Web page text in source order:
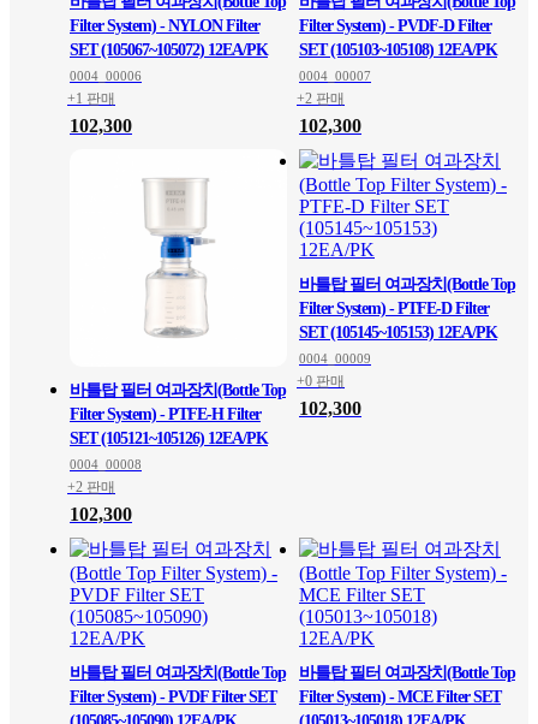
Filter System) - NYLON Filter
SET (105067~105072) 12EA/PK
0004_00006
+1 판매
102,300
Filter System) - PVDF-D Filter
SET (105103~105108) 12EA/PK
0004_00007
+2 판매
102,300
바틀탑 필터 여과장치(Bottle Top
Filter System) - PTFE-H Filter
SET (105121~105126) 12EA/PK
0004_00008
+2 판매
102,300
바틀탑 필터 여과장치(Bottle Top
Filter System) - PTFE-D Filter
SET (105145~105153) 12EA/PK
0004_00009
+0 판매
102,300
바틀탑 필터 여과장치(Bottle Top
Filter System) - PVDF Filter SET
바틀탑 필터 여과장치(Bottle Top
Filter System) - MCE Filter SET